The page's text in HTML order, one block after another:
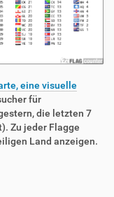
eine visuelle
für
die letzten 7
Zu jeder Flagge
Land anzeigen.